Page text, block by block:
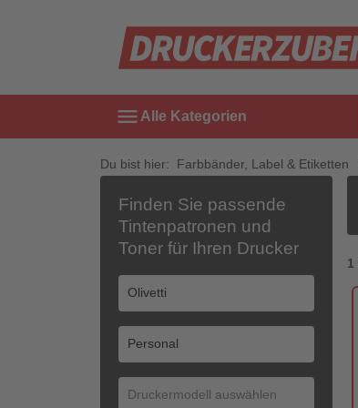
menu Alle Kategorien
Du bist hier: Farbbänder, Label & Etiketten
Finden Sie passende
Tintenpatronen und
Toner für Ihren Drucker
1